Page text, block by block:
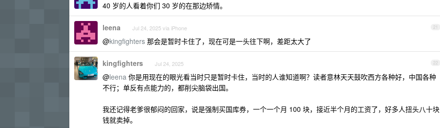
40 岁的人看着你们 30 岁的在那边矫情。
21
leena Jul 24, 2025 via iPhone
@kingfighters 那会是暂时卡住了，现在可是一头往下啊，差距太大了
22
kingfighters Jul 24, 2025
@leena 你是用现在的眼光看当时只是暂时卡住，当时的人谁知道啊？读者意林天天鼓吹西方各种好，中国各种
不行；单反有点能力的，都削尖脑袋出国。
我还记得老爹很郁闷的回家，说是强制买国库券，一个一个月 100 块，接近半个月的工资了，好多人扭头八十块
钱就卖掉。